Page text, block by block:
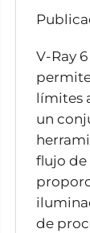
V-Ray
límites
un
flujo de
de